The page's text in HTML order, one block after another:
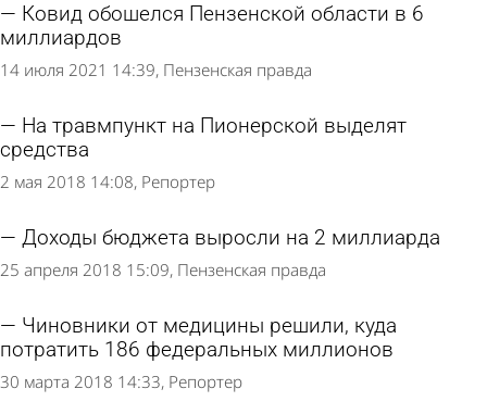
Ковид обошелся Пензенской области в 6
миллиардов
14 июля 2021 14:39 Пензенская правда
На травмпункт на Пионерской выделят
средства
2 мая 2018 14:08 Репортер
Доходы бюджета выросли на 2 миллиарда
25 апреля 2018 15:09 Пензенская правда
Чиновники от медицины решили, куда
потратить 186 федеральных миллионов
30 марта 2018 14:33 Репортер